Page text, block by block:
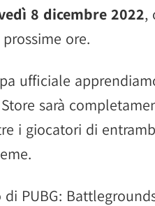
8 dicembre 2022,
ore.
ufficiale
sarà
i giocatori di
PUBG: